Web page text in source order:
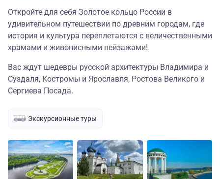
Откройте для себя Золотое кольцо России в
удивительном путешествии по древним городам, где
история и культура переплетаются с величественными
храмами и живописными пейзажами!
Вас ждут шедевры русской архитектуры Владимира и
Суздаля, Костромы и Ярославля, Ростова Великого и
Сергиева Посада.
Экскурсионные туры